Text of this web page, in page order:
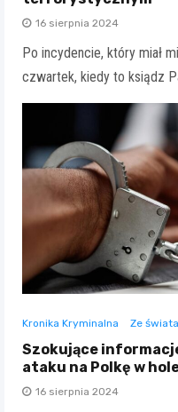
16 sierpnia 2024
Po incydencie, który miał
czwartek, kiedy to ksiądz
Kronika Kryminalna Ze świata
Szokujące
ataku na Polkę w
16 sierpnia 2024